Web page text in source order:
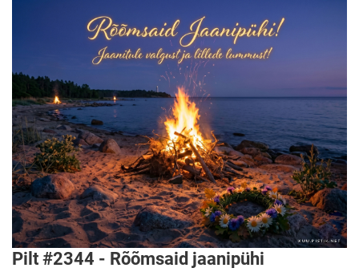
Pilt #2344 - Rõõmsaid jaanipühi